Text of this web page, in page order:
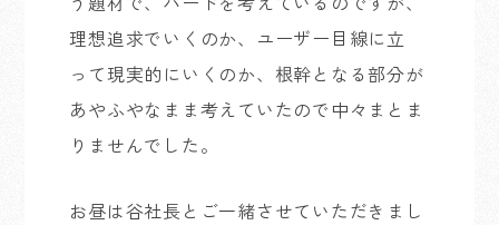
理想追求でいくのか、ユーザー目線に立
って現実的にいくのか、根幹となる部分が
あやふやなまま考えていたので中々まとま
りませんでした。
お昼は谷社長とご一緒させていただきまし